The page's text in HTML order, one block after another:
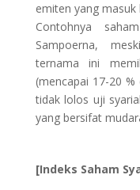
emiten yang masuk
Contohnya
Sampoerna,
ternama ini
(mencapai 17-20
tidak lolos uji
yang bersifat
[Indeks Saham